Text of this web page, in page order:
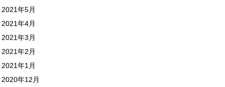
2021年5月
2021年4月
2021年3月
2021年2月
2021年1月
2020年12月